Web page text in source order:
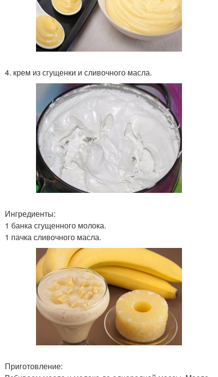
4. крем из сгущенки и сливочного масла.
Ингредиенты:
1 банка сгущенного молока.
1 пачка сливочного масла.
Приготовление: